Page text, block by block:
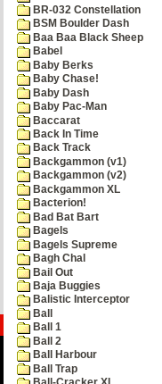
BR-032 Constellation
BSM Boulder Dash
Baa Baa Black Sheep
Babel
Baby Berks
Baby Chase!
Baby Dash
Baby Pac-Man
Baccarat
Back In Time
Back Track
Backgammon (v1)
Backgammon (v2)
Backgammon XL
Bacterion!
Bad Bat Bart
Bagels
Bagels Supreme
Bagh Chal
Bail Out
Baja Buggies
Balistic Interceptor
Ball
Ball 1
Ball 2
Ball Harbour
Ball Trap